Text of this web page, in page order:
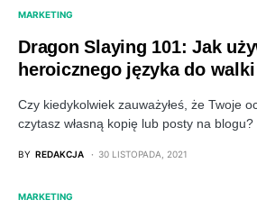
MARKETING
Dragon Slaying 101: Jak
heroicznego języka do
Czy kiedykolwiek zauważyłeś, że Twoje
czytasz własną kopię lub posty na blogu?
BY REDAKCJA 30 LISTOPADA, 2021
MARKETING